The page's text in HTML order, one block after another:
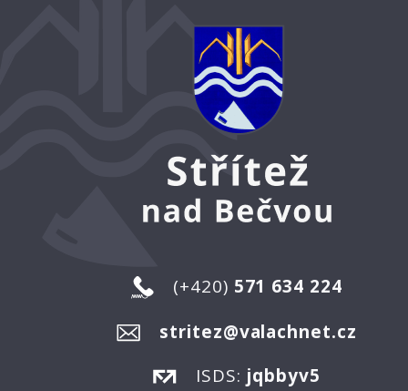
(+420) 571 634 224
stritez@valachnet.cz
ISDS: jqbbyv5